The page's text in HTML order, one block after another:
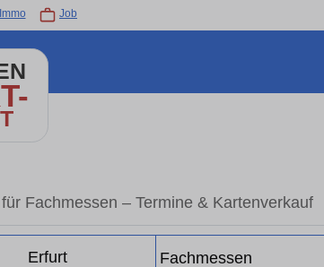
Immo Job
Fachmessen – Termine & Kartenverkauf